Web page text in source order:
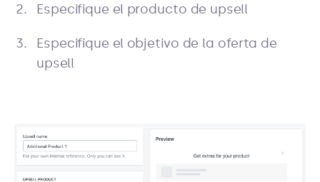
Especifique el producto de upsell
Especifique el objetivo de la oferta de
upsell